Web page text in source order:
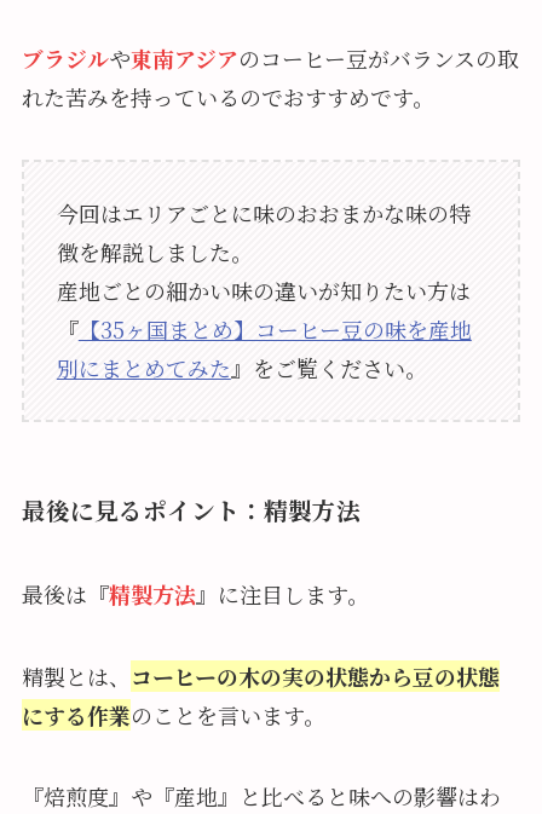
ブラジルや東南アジアのコーヒー豆がバランスの取
れた苦みを持っているのでおすすめです。
今回はエリアごとに味のおおまかな味の特
徴を解説しました。
産地ごとの細かい味の違いが知りたい方は
『【35ヶ国まとめ】コーヒー豆の味を産地
別にまとめてみた』をご覧ください。
最後に見るポイント：精製方法
最後は『精製方法』に注目します。
精製とは、 コーヒーの木の実の状態から豆の状態
にする作業のことを言います。
『焙煎度』や『産地』と比べると味への影響はわ